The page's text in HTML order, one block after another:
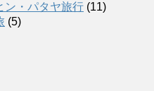
ン・パタヤ旅行 (11)
(5)